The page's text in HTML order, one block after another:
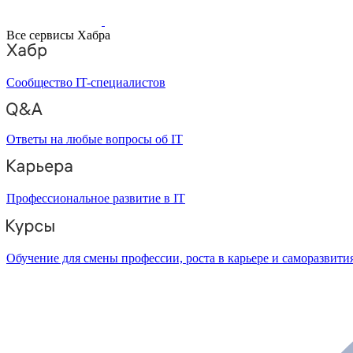
Все сервисы Хабра
Сообщество IT-специалистов
Ответы на любые вопросы об IT
Профессиональное развитие в IT
Обучение для смены профессии, роста в карьере и